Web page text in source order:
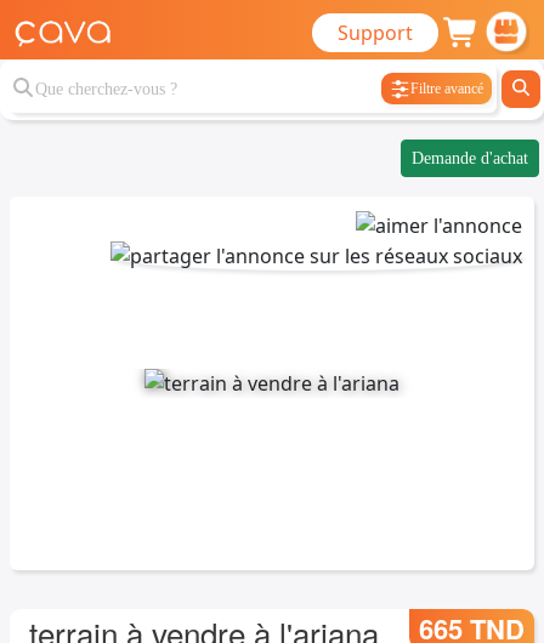
Support
Filtre avancé
Demande d'achat
terrain à vendre à l'ariana 665 TND